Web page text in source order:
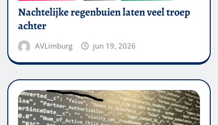
Nachtelijke regenbuien laten veel troep
achter
AVLimburg jun 19, 2026